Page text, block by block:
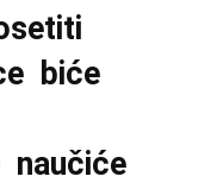
biće
naučiće